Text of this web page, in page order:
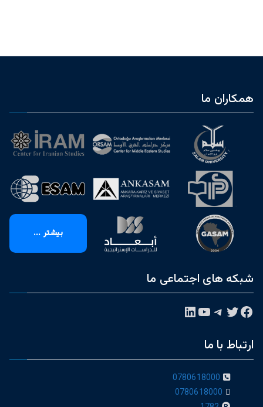
همکاران ما
بیشتر ...
شبکه های اجتماعی ما
فیس‌بوکتوییتر تلگرام یوتیوبلینکداین
ارتباط با ما
0780618000
0780618000